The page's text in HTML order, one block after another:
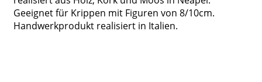
Geeignet für Krippen mit Figuren von 8/10cm.
Handwerkprodukt realisiert in Italien.